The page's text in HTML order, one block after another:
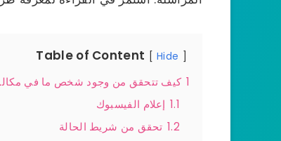
Table of Content Hide
1 كيف تتحقق من وجود شخص ما في
1.1 إعلام الفيسبوك
1.2 تحقق من شريط الحالة